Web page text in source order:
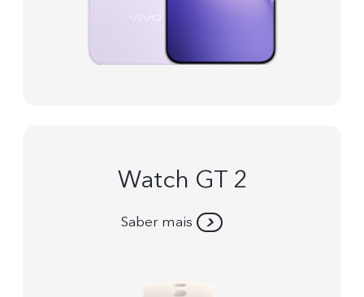
Watch GT 2
Saber mais